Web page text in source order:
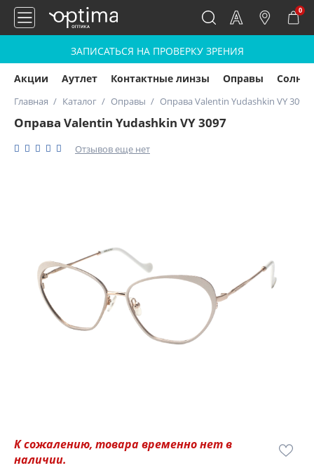
0
ЗАПИСАТЬСЯ НА ПРОВЕРКУ ЗРЕНИЯ
Акции Аутлет Контактные линзы Оправы
Главная Каталог Оправы Оправа Valentin Yudashkin VY 3097
Оправа Valentin Yudashkin VY 3097
Отзывов еще нет
К сожалению, товара временно нет в
наличии.